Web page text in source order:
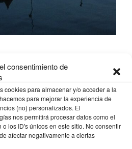
consentimiento de
cookies para almacenar y/o acceder a la
para mejorar la experiencia de
(no) personalizados. El
nos permitirá procesar datos como el
los ID's únicos en este sitio. No consentir
afectar negativamente a ciertas